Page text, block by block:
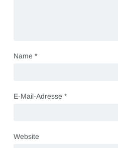
Name *
E-Mail-Adresse *
Website